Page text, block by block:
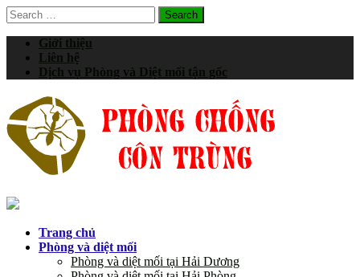
Search
for:
Giới thiệu
Liên hệ
Dịch vụ Phòng và Diệt mối tận gốc
Trang chủ
Phòng và diệt mối
Phòng và diệt mối tại Hải Dương